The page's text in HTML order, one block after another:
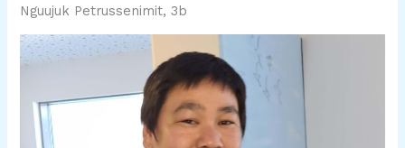
Nguujuk Petrussenimit, 3b